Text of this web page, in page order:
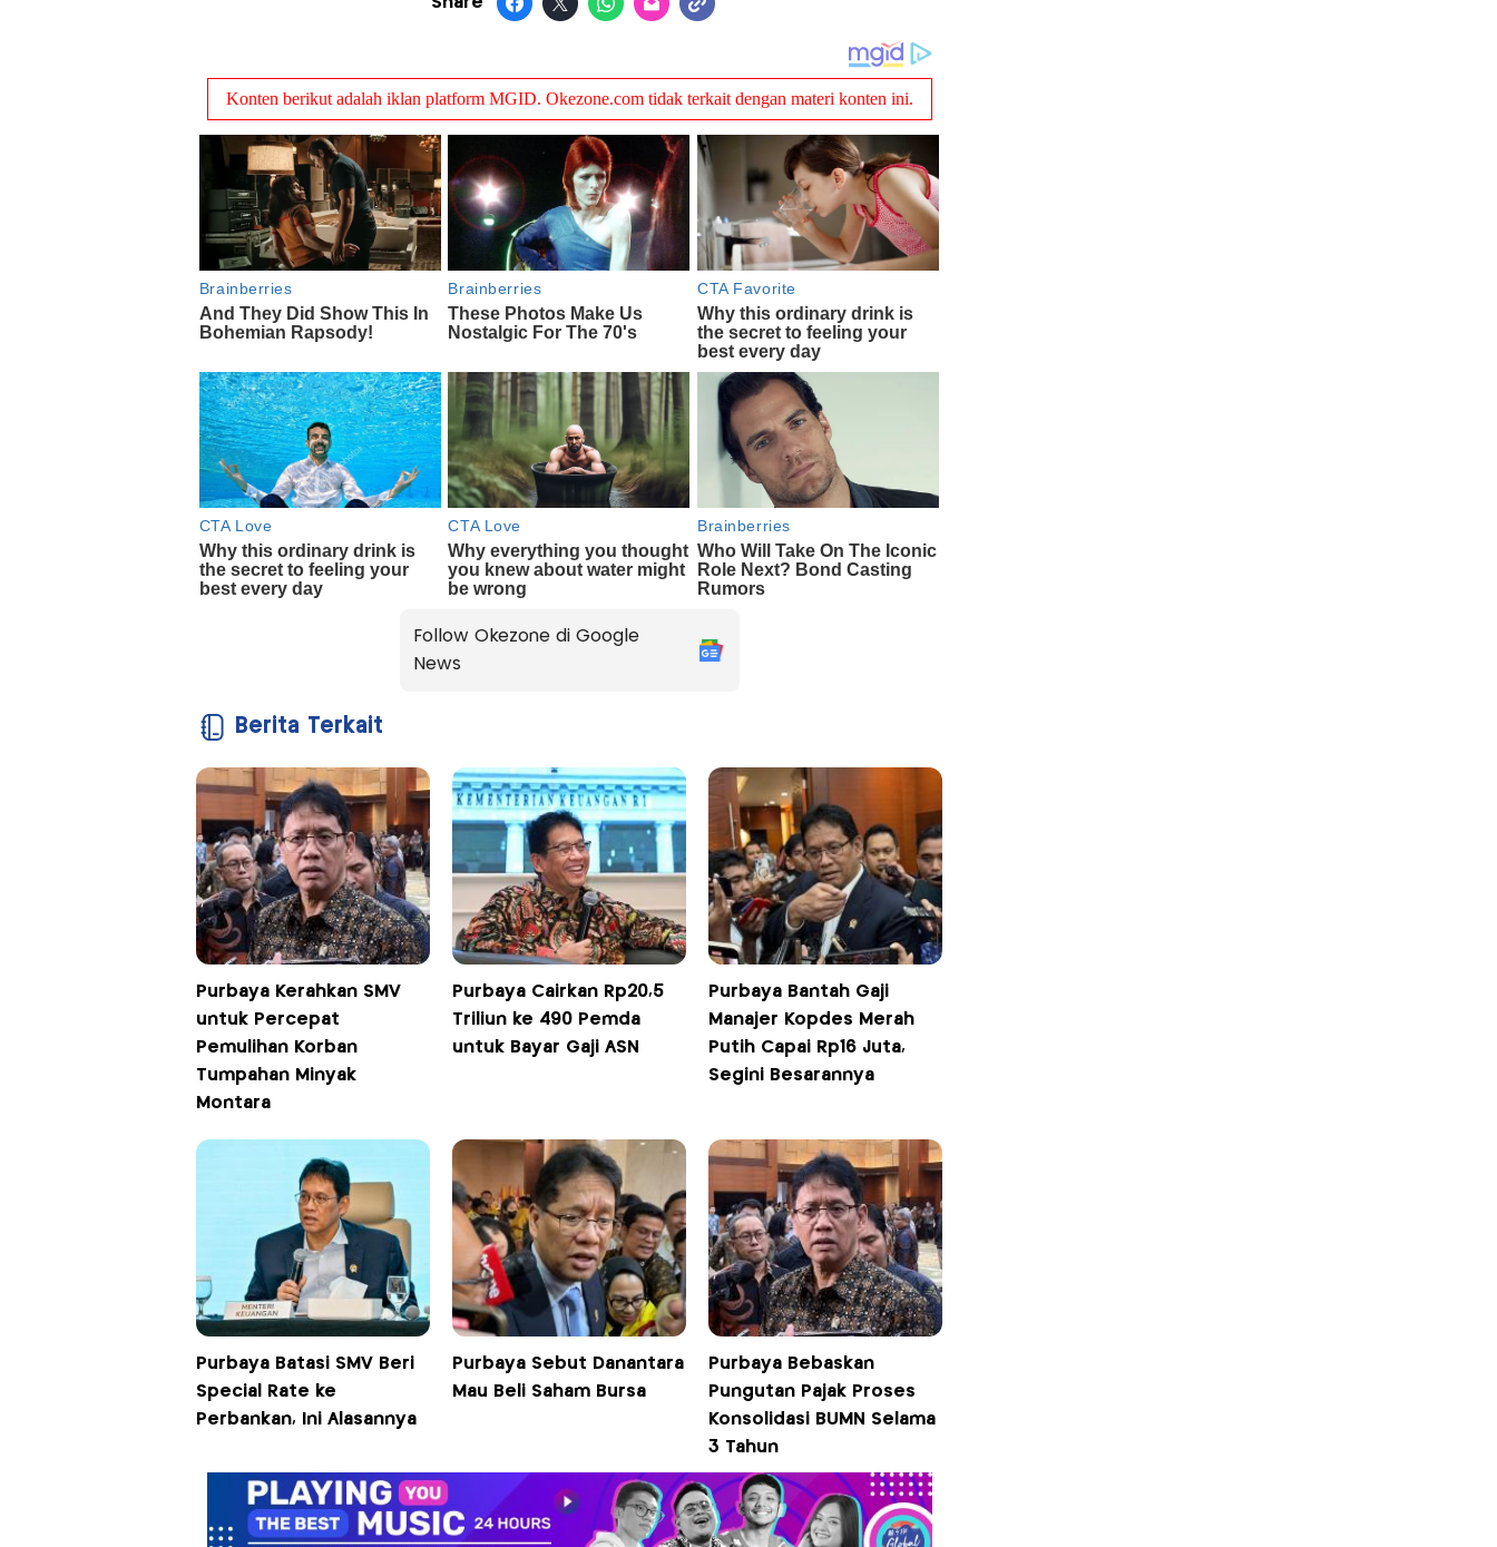
Follow Okezone di Google
News
Berita Terkait
Purbaya Kerahkan SMV
untuk Percepat
Pemulihan Korban
Tumpahan Minyak
Montara
Purbaya Cairkan Rp20,5
Triliun ke 490 Pemda
untuk Bayar Gaji ASN
Purbaya Bantah Gaji
Manajer Kopdes Merah
Putih Capai Rp16 Juta,
Segini Besarannya
Purbaya Batasi SMV Beri
Special Rate ke
Perbankan, Ini Alasannya
Purbaya Sebut Danantara
Mau Beli Saham Bursa
Purbaya Bebaskan
Pungutan Pajak Proses
Konsolidasi BUMN Selama
3 Tahun